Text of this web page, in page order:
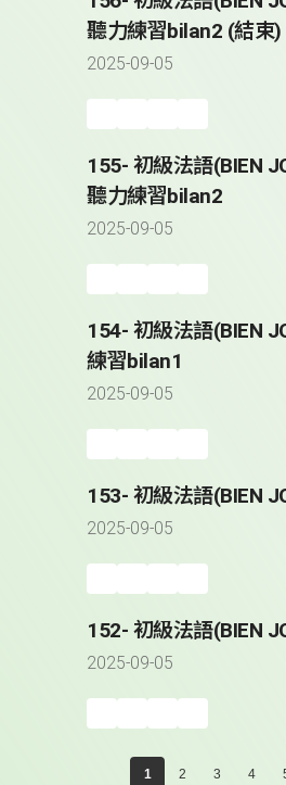
聽力練習bilan2 (結束)
2025-09-05
155- 初級法語(BIEN
聽力練習bilan2
2025-09-05
154- 初級法語(BIEN
練習bilan1
2025-09-05
153- 初級法語(BIEN
2025-09-05
152- 初級法語(BIEN
2025-09-05
1 2 3 4